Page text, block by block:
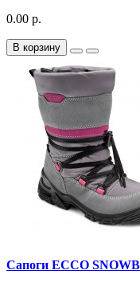
0.00 р.
В корзину
Сапоги ECCO